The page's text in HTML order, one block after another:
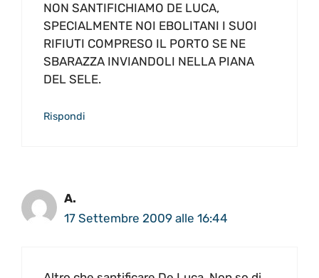
NON SANTIFICHIAMO DE LUCA,
SPECIALMENTE NOI EBOLITANI I SUOI
RIFIUTI COMPRESO IL PORTO SE NE
SBARAZZA INVIANDOLI NELLA PIANA
DEL SELE.
Rispondi
A.
17 Settembre 2009 alle 16:44